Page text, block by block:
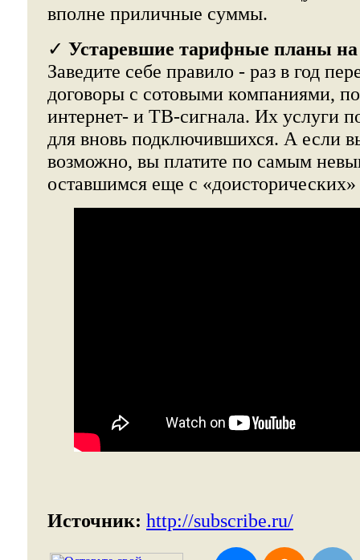
вполне приличные суммы.
✓ Устаревшие тарифные планы
Заведите себе правило - раз в год
договоры с сотовыми компаниями,
интернет- и ТВ-сигнала. Их услуги
для вновь подключившихся. А если
возможно, вы платите по самым
оставшимся еще с
Источник: http://subscribe.ru/